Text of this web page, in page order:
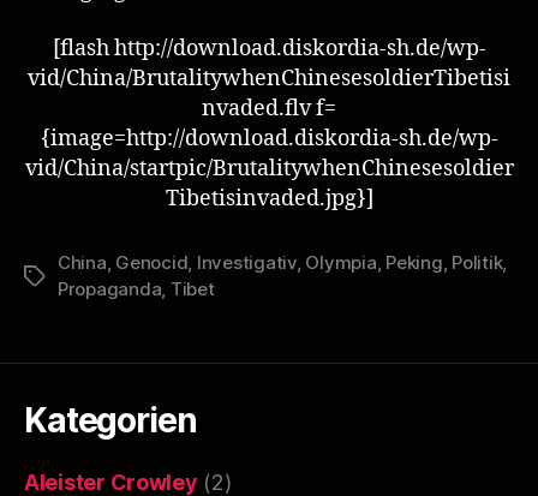
[flash http://download.diskordia-sh.de/wp-
vid/China/BrutalitywhenChinesesoldierTibetisi
nvaded.flv f=
{image=http://download.diskordia-sh.de/wp-
vid/China/startpic/BrutalitywhenChinesesoldier
Tibetisinvaded.jpg}]
Schlagwörter
China, Genocid, Investigativ, Olympia, Peking, Politik,
Propaganda, Tibet
Kategorien
Aleister Crowley (2)